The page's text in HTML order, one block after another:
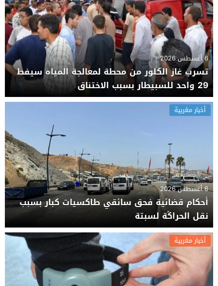
6 أغسطس 2026
تسرب غاز الكلور من محطة لمعالجة المياه سيفط
29 واحد للسبيطار بسبب الاختناق
أخبار مغربية
6 أغسطس 2026
أحكام قضائية فحق سائقي طاكسيات كبار بسبب
نقل الحراݣة لسبتة
أخبار مغربية